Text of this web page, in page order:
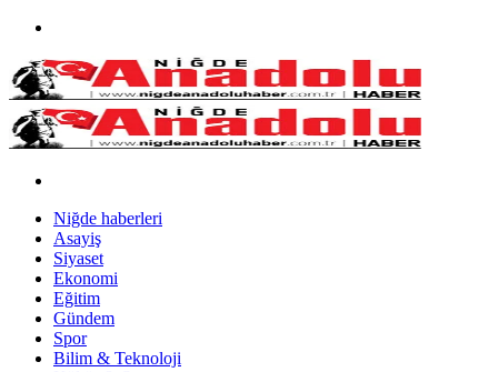
Niğde haberleri
Asayiş
Siyaset
Ekonomi
Eğitim
Gündem
Spor
Bilim & Teknoloji